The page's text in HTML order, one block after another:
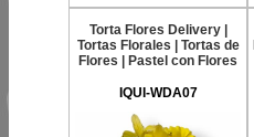
Torta Flores Delivery |
Tortas Florales | Tortas de
Flores | Pastel con Flores
IQUI-WDA07